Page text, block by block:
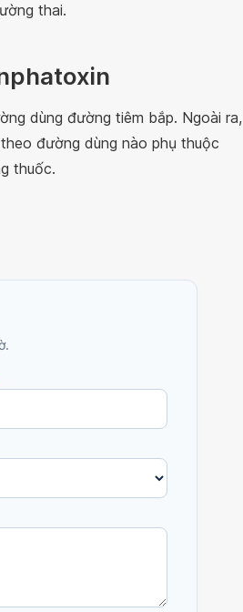
thai.
dùng đường tiêm bắp. Ngoài ra,
đường dùng nào phụ thuộc
thuốc.